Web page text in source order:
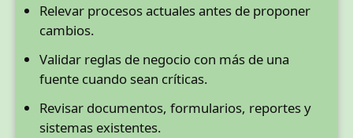
Relevar procesos actuales antes de proponer
cambios.
Validar reglas de negocio con más de una
fuente cuando sean críticas.
Revisar documentos, formularios, reportes y
sistemas existentes.